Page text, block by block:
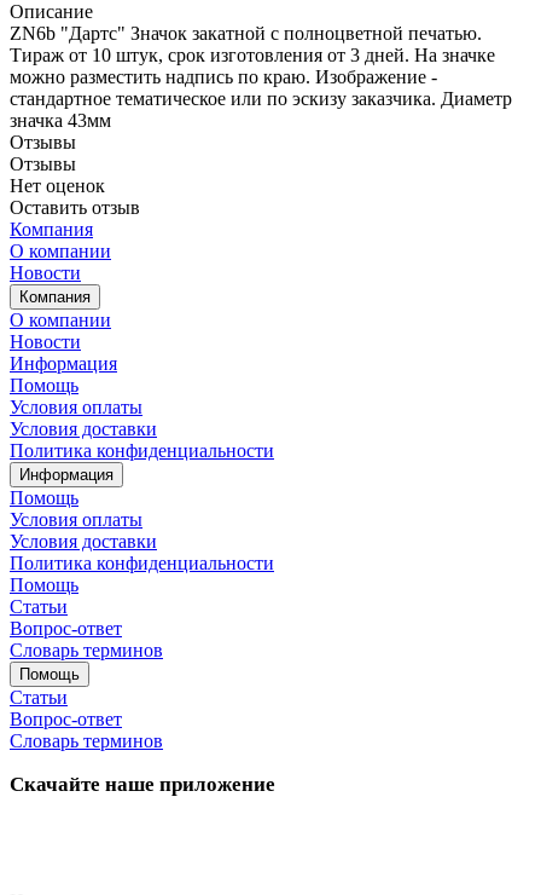
Описание
ZN6b "Дартс" Значок закатной с полноцветной печатью.
Тираж от 10 штук, срок изготовления от 3 дней. На значке
можно разместить надпись по краю. Изображение -
стандартное тематическое или по эскизу заказчика. Диаметр
значка 43мм
Отзывы
Отзывы
Нет оценок
Оставить отзыв
Компания
О компании
Новости
Компания
О компании
Новости
Информация
Помощь
Условия оплаты
Условия доставки
Политика конфиденциальности
Информация
Помощь
Условия оплаты
Условия доставки
Политика конфиденциальности
Помощь
Статьи
Вопрос-ответ
Словарь терминов
Помощь
Статьи
Вопрос-ответ
Словарь терминов
Скачайте наше приложение